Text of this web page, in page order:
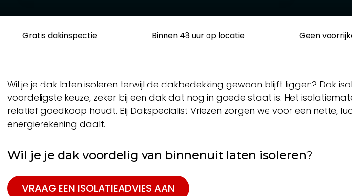
Gratis dakinspectie Binnen 48 uur op locatie Geen
Wil je je dak laten isoleren terwijl de dakbedekking gewoon blijft liggen? Dak
voordeligste keuze, zeker bij een dak dat nog in goede staat is. Het
relatief goedkoop houdt. Bij Dakspecialist Vriezen zorgen we voor een nette,
energierekening daalt.
Wil je je dak voordelig van binnenuit laten isoleren?
VRAAG EEN ISOLATIEADVIES AAN